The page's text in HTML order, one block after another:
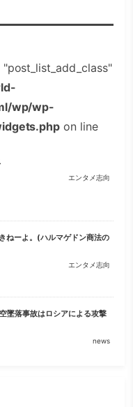
wp/wp-
on line
エンタメ志向
ねーよ。(ハルマゲドン商法の
エンタメ志向
墜落事故はロシアによる攻撃
news